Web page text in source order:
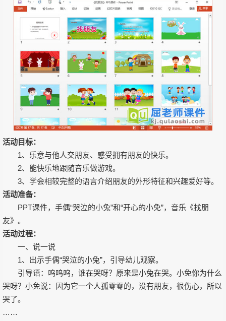
活动目标：
1、乐意与他人交朋友、感受拥有朋友的快乐。
2、能快乐地跟随音乐做游戏。
3、学会相较完整的语言介绍朋友的外形特征和兴趣爱好等。
活动准备：
PPT课件，手偶“哭泣的小兔”和“开心的小免”，音乐《找朋
友》。
活动过程：
一、说一说
1、出示手偶“哭泣的小兔”，引导幼儿观察。
引导语：呜呜呜，谁在哭呀？原来是小兔在哭。小免你为什么
哭呀？小免说：因为它一个人孤零零的，没有朋友，很伤心，所以
哭了。
……